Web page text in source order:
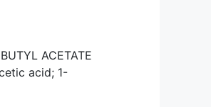
ACETATE
acid; 1-